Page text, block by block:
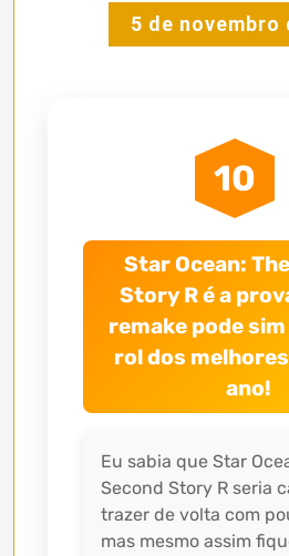
5 de novembro
10
Star Ocean:
Story R é a
remake pode
rol dos
ano!
Eu sabia que Star
Second Story R seria
trazer de volta com
mas mesmo assim